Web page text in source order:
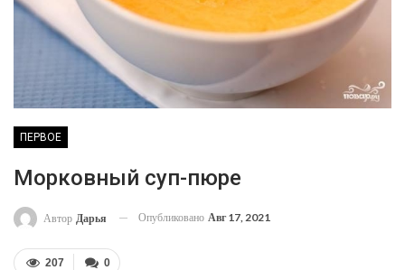
ПЕРВОЕ
Морковный суп-пюре
Автор Дарья Опубликовано Авг 17, 2021
0
207